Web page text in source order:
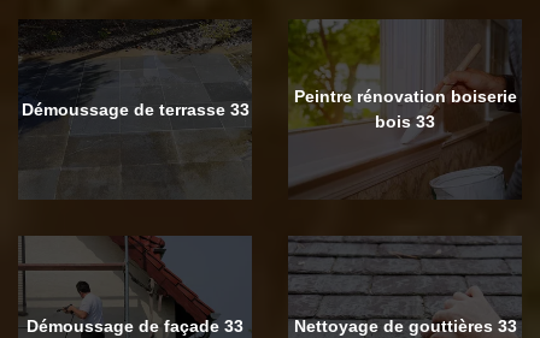
Démoussage de terrasse 33
Peintre rénovation boiserie
bois 33
Démoussage de façade 33 Nettoyage de gouttières 33